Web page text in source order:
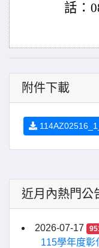
話：
附件下載
近月內熱門公
2026-07-17
115學年度彰